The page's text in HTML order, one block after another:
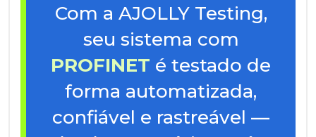
Com a AJOLLY Testing,
seu sistema com
PROFINET é testado de
forma automatizada,
confiável e rastreável —